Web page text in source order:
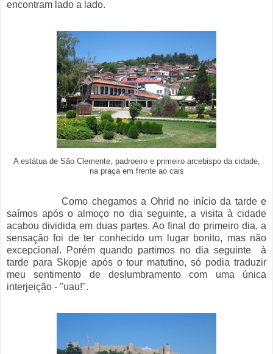
encontram lado a lado.
A estátua de São Clemente, padroeiro e primeiro arcebispo da cidade,
na praça em frente ao cais
Como chegamos a Ohrid no início da tarde e
saímos após o almoço no dia seguinte, a visita à cidade
acabou dividida em duas partes. Ao final do primeiro dia, a
sensação foi de ter conhecido um lugar bonito, mas não
excepcional. Porém quando partimos no dia seguinte à
tarde para Skopje após o tour matutino, só podia traduzir
meu sentimento de deslumbramento com uma única
interjeição - "uau!".